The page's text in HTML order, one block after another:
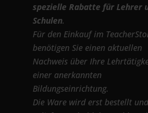
spezielle Rabatte für Lehrer
Schulen.
Für den Einkauf im
benötigen Sie einen aktuellen
Nachweis über Ihre
einer anerkannten
Bildungseinrichtung.
Die Ware wird erst bestellt und